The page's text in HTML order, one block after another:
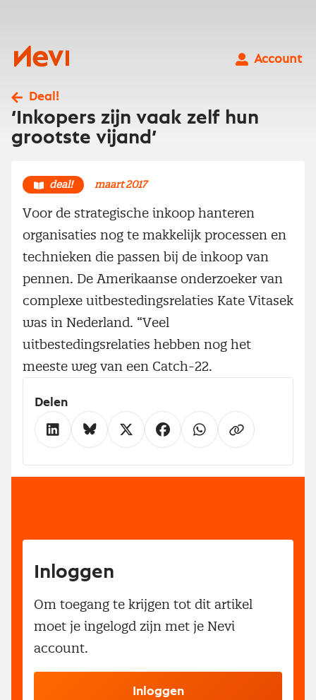
Nevi
Account
Deal!
‘Inkopers zijn vaak zelf hun
grootste vijand’
deal! maart 2017
Voor de strategische inkoop hanteren
organisaties nog te makkelijk processen en
technieken die passen bij de inkoop van
pennen. De Amerikaanse onderzoeker van
complexe uitbestedingsrelaties Kate Vitasek
was in Nederland. “Veel
uitbestedingsrelaties hebben nog het
meeste weg van een Catch-22.
Delen
Inloggen
Om toegang te krijgen tot dit artikel
moet je ingelogd zijn met je Nevi
account.
Inloggen